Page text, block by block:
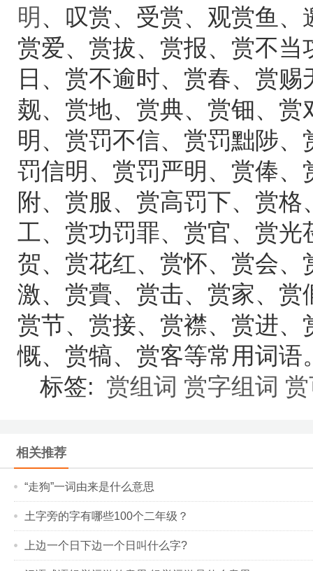
明 、叹赏、受赏、观赏鱼
赏爱、赏拔、赏报、赏不
日、赏不逾时、赏春、赏
觌、赏地、赏典、赏钿、
明、赏罚不信、赏罚黜陟
罚信明、赏罚严明、赏俸、
附、赏服、赏高罚下、赏
工、赏功罚罪、赏官、赏光
贺、赏花红、赏怀、赏会
激、赏賷、赏击、赏家、
赏节、赏接、赏襟、赏进
慨、赏犒、赏客等常用词语
标签: 赏组词 赏字组词
相关推荐
“走狗”一词由来是什么意思
土字旁的字有哪些100个二年级？
上边一个日下边一个日叫什么字?